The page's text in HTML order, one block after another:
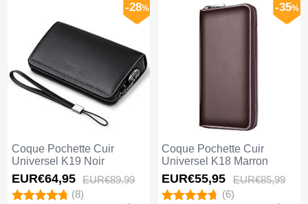
Coque Pochette Cuir
Universel K19 Noir
EUR€64,95 EUR€89,99
-28%
(8)
Coque Pochette Cuir
Universel K18 Marron
EUR€55,95 EUR€85,99
-35%
(6)